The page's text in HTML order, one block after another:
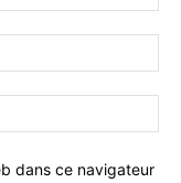
dans ce navigateur